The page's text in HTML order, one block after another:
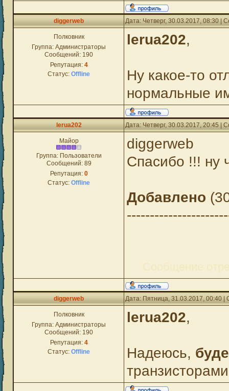
diggerweb Дата: Четверг, 30.03.2017, 08:30 |
Полковник
Группа: Администраторы
Сообщений: 190
Репутация: 4
Статус: Offline
lerua202,
Ну какое-то
нормальные
lerua202 Дата: Четверг, 30.03.2017, 20:45 |
Майор
Группа: Пользователи
Сообщений: 89
Репутация: 0
Статус: Offline
diggerweb
Спасибо !!! ну
Добавлено
diggerweb Дата: Пятница, 31.03.2017, 00:40
Полковник
Группа: Администраторы
Сообщений: 190
Репутация: 4
Статус: Offline
lerua202,
Надеюсь,